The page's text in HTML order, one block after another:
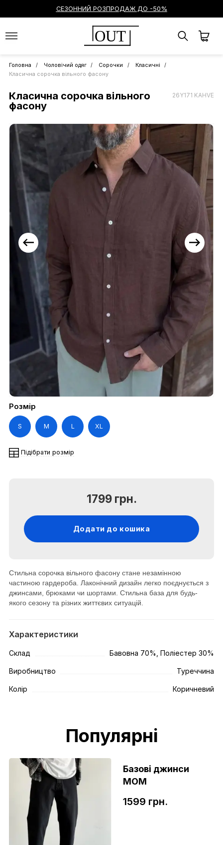
СЕЗОННИЙ РОЗПРОДАЖ ДО -50%
OUT
Головна Чоловічий одяг Сорочки
Класичні
Класична сорочка вільного фасону
Класична сорочка вільного
фасону
26Y171 KAHVE
Розмір
S M L XL
Підібрати розмір
1799 грн.
Додати до кошика
Стильна сорочка вільного фасону стане незамінною
частиною гардероба. Лаконічний дизайн легко поєднується з
джинсами, брюками чи шортами. Стильна база для будь-
якого сезону та різних життєвих ситуацій.
Характеристики
Склад Бавовна 70%, Поліестер 30%
Виробництво Туреччина
Колір Коричневий
Популярні
Базові джинси
МОМ
1599 грн.